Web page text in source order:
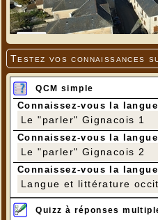
Testez vos connaissances
QCM simple
Connaissez-vous la
Le "parler" Gignacois 1
Connaissez-vous la
Le "parler" Gignacois 2
Connaissez-vous la
Langue et littérature
Quizz à réponses